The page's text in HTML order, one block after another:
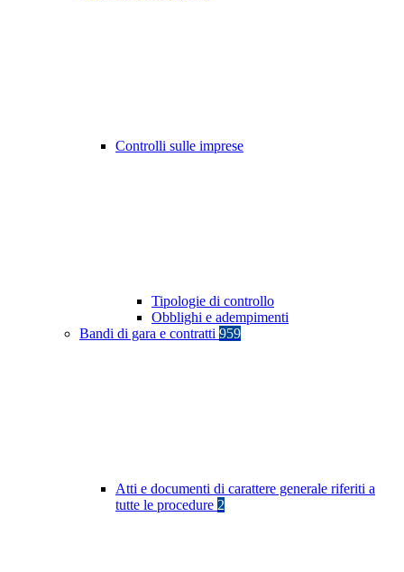
Controlli sulle imprese
Tipologie di controllo
Obblighi e adempimenti
Bandi di gara e contratti 959
Atti e documenti di carattere generale riferiti a
tutte le procedure 2